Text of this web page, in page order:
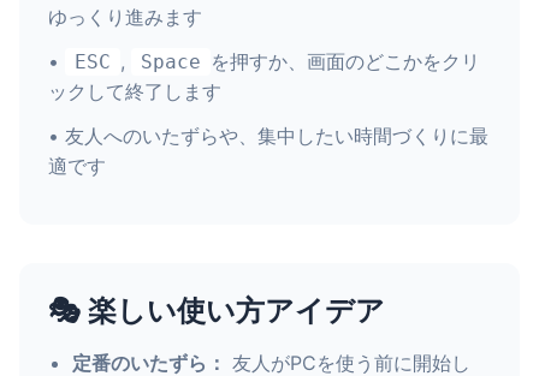
ゆっくり進みます
•
ESC , Space を押すか、画面のどこかをクリ
ックして終了します
• 友人へのいたずらや、集中したい時間づくりに最
適です
🎭 楽しい使い方アイデア
定番のいたずら： 友人がPCを使う前に開始し